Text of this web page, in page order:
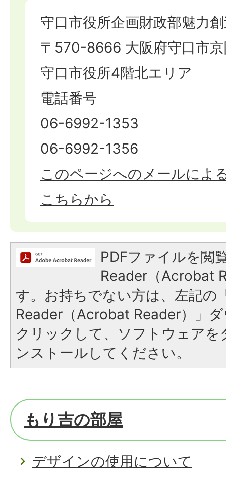
守口市役所企画財政部魅力
〒570-8666 大阪府守口市
守口市役所4階北エリア
電話番号
06-6992-1353
06-6992-1356
このページへのメールによ
こちらから
PDFファイルを閲
Reader（Acrobat
す。お持ちでない方は、左記の
Reader（Acrobat Reader）」
クリックして、ソフトウェア
ンストールしてください。
もり吉の部屋
デザインの使用について